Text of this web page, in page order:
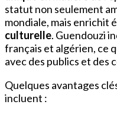
statut non seulement
mondiale, mais enrichit
culturelle. Guendouzi
français et algérien, ce
avec des publics et des
Quelques avantages
incluent :